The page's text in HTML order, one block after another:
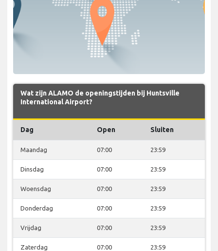
Wat zijn ALAMO de openingstijden bij Huntsville
International Airport?
Dag Open Sluiten
Maandag 07:00 23:59
Dinsdag 07:00 23:59
Woensdag 07:00 23:59
Donderdag 07:00 23:59
Vrijdag 07:00 23:59
Zaterdag 07:00 23:59